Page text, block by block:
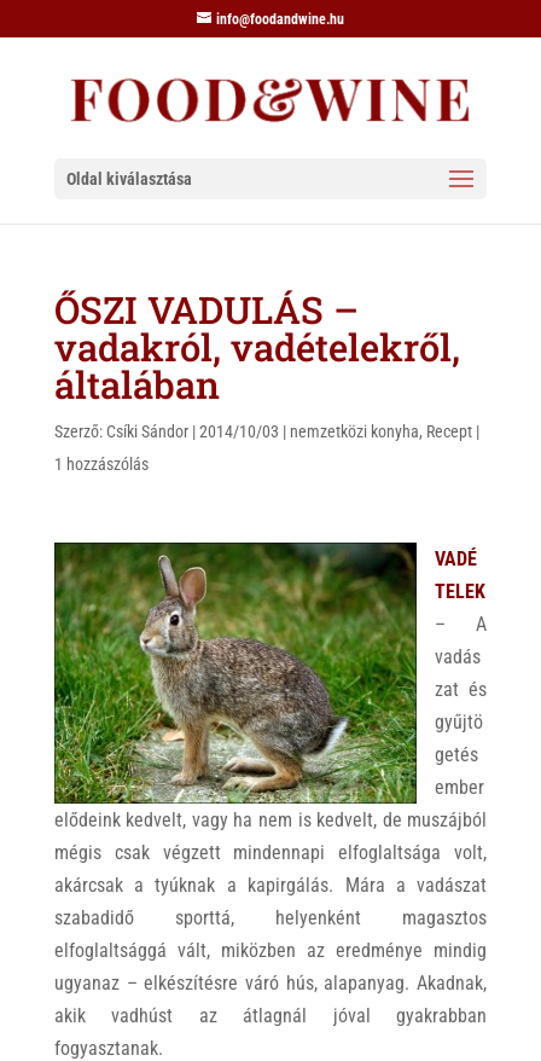
info@foodandwine.hu
Oldal kiválasztása
ŐSZI VADULÁS –
vadakról, vadételekről,
általában
Szerző: Csíki Sándor|2014/10/03 | nemzetközi konyha, Recept|
1 hozzászólás
VADÉ
TELEK
– A
vadás
zat és
gyűjtö
getés
ember
elődeink kedvelt, vagy ha nem is kedvelt, de muszájból
mégis csak végzett mindennapi elfoglaltsága volt,
akárcsak a tyúknak a kapirgálás. Mára a vadászat
szabadidő sporttá, helyenként magasztos
elfoglaltsággá vált, miközben az eredménye mindig
ugyanaz – elkészítésre váró hús, alapanyag. Akadnak,
akik vadhúst az átlagnál jóval gyakrabban
fogyasztanak.